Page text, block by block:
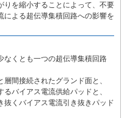
りを縮小することによって、不要
による超伝導集積回路への影響を
なくとも一つの超伝導集積回路
間接続されたグランド面と、
バイアス電流供給パッドと、
抜くバイアス電流引き抜きパッド